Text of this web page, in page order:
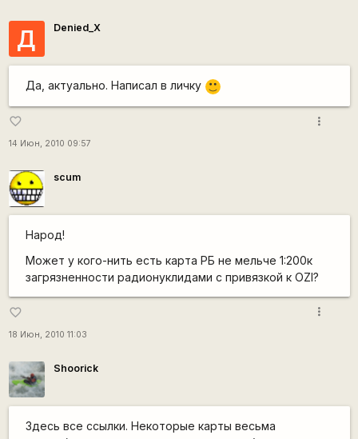
Д Denied_X
Да, актуально. Написал в личку :)
favorite_border
14 Июн, 2010 09:57
more_vert
scum
Народ!
Может у кого-нить есть карта РБ не мельче 1:200к
загрязненности радионуклидами с привязкой к OZI?
favorite_border
18 Июн, 2010 11:03
more_vert
Shoorick
Здесь все ссылки. Некоторые карты весьма